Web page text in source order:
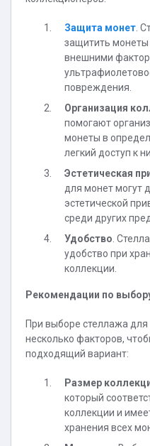
Защита монет .
защитить
внешними
повреждения.
Организация
помогают
монеты в
легкий доступ к
Эстетическая
для монет могут
эстетической
среди других
Удобство .
удобство при
коллекции.
Рекомендации по
При выборе стеллажа
несколько факторов,
подходящий вариант:
Размер
который
коллекции и
хранения всех